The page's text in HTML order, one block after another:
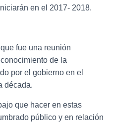
en el 2017- 2018.
fue una reunión
de la
por el gobierno en el
década.
que hacer en estas
público y en relación